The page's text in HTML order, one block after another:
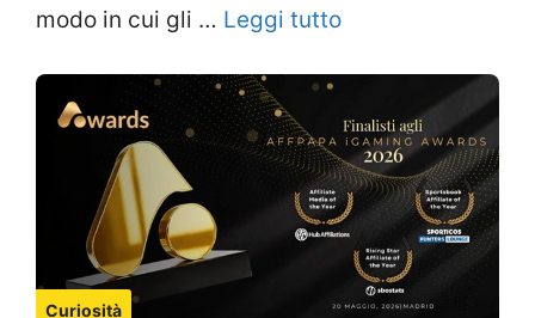
modo in cui gli … Leggi tutto
Curiosità